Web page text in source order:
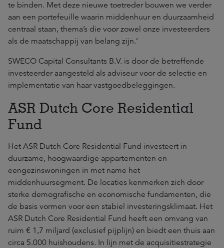
te binden. Met deze nieuwe toetreder bouwen we verder
aan een portefeuille waarin middenhuur en duurzaamheid
centraal staan, thema’s die voor zowel onze investeerders
als de maatschappij van belang zijn.’
SWECO Capital Consultants B.V. is door de betreffende
investeerder aangesteld als adviseur voor de selectie en
implementatie van haar vastgoedbeleggingen.
ASR Dutch Core Residential
Fund
Het ASR Dutch Core Residential Fund investeert in
duurzame, hoogwaardige appartementen en
eengezinswoningen in met name het
middenhuursegment. De locaties kenmerken zich door
sterke demografische en economische fundamenten, die
de basis vormen voor een stabiel investeringsklimaat. Het
ASR Dutch Core Residential Fund heeft een omvang van
ruim € 1,7 miljard (exclusief pijplijn) en biedt een thuis aan
circa 5.000 huishoudens. In lijn met de acquisitiestrategie